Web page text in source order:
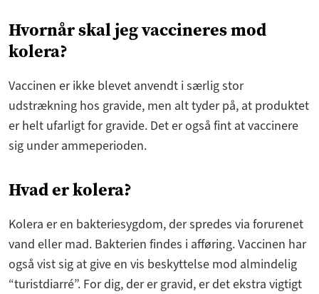
Hvornår skal jeg vaccineres mod
kolera?
Vaccinen er ikke blevet anvendt i særlig stor
udstrækning hos gravide, men alt tyder på, at produktet
er helt ufarligt for gravide. Det er også fint at vaccinere
sig under ammeperioden.
Hvad er kolera?
Kolera er en bakteriesygdom, der spredes via forurenet
vand eller mad. Bakterien findes i afføring. Vaccinen har
også vist sig at give en vis beskyttelse mod almindelig
“turistdiarré”. For dig, der er gravid, er det ekstra vigtigt